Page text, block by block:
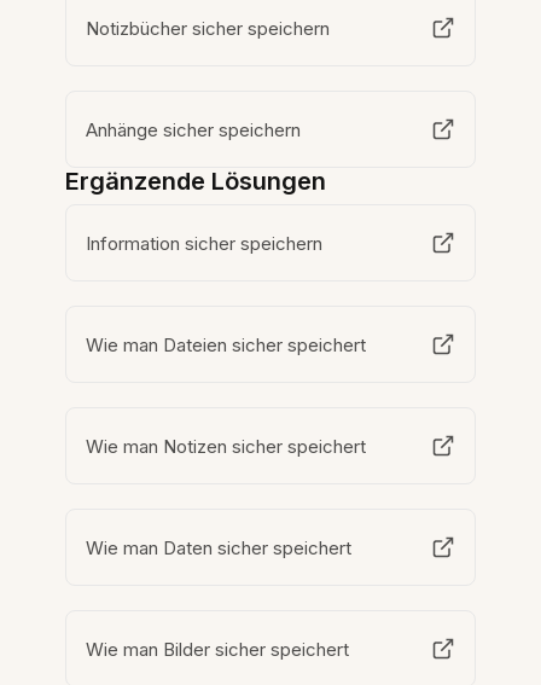
Notizbücher sicher speichern
Anhänge sicher speichern
Ergänzende Lösungen
Information sicher speichern
Wie man Dateien sicher speichert
Wie man Notizen sicher speichert
Wie man Daten sicher speichert
Wie man Bilder sicher speichert